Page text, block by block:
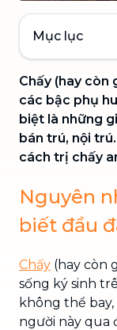
Mục lục
Chấy (hay còn
các bậc phụ
biệt là những
bán trú, nội
cách trị chấy
Nguyên
biết đầu
Chấy (hay còn
sống ký sinh
không thể
người này qua